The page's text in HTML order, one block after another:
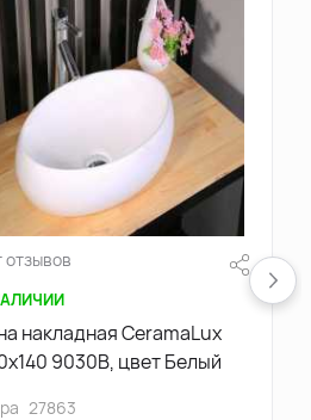
отзывов
накладная CeramaLux
9030В, цвет Белый
27863